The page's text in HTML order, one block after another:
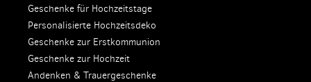
Geschenke für Hochzeitstage
Personalisierte Hochzeitsdeko
Geschenke zur Erstkommunion
Geschenke zur Hochzeit
Andenken & Trauergeschenke